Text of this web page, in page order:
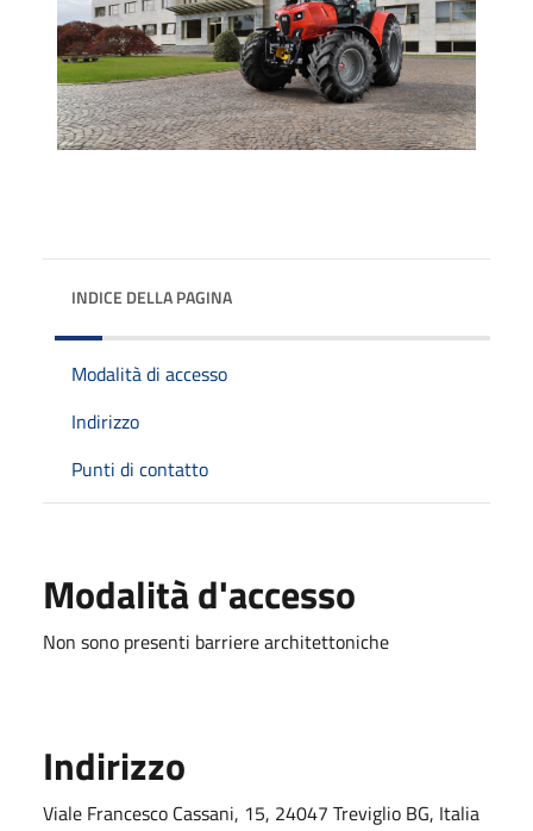
INDICE DELLA PAGINA
Modalità di accesso
Indirizzo
Punti di contatto
Modalità d'accesso
Non sono presenti barriere architettoniche
Indirizzo
Viale Francesco Cassani, 15, 24047 Treviglio BG, Italia